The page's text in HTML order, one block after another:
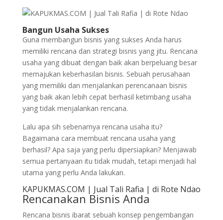
Bangun Usaha Sukses
Guna membangun bisnis yang sukses Anda harus
memiliki rencana dan strategi bisnis yang jitu. Rencana
usaha yang dibuat dengan baik akan berpeluang besar
memajukan keberhasilan bisnis. Sebuah perusahaan
yang memiliki dan menjalankan perencanaan bisnis
yang baik akan lebih cepat berhasil ketimbang usaha
yang tidak menjalankan rencana.
Lalu apa sih sebenarnya rencana usaha itu?
Bagaimana cara membuat rencana usaha yang
berhasil? Apa saja yang perlu dipersiapkan? Menjawab
semua pertanyaan itu tidak mudah, tetapi menjadi hal
utama yang perlu Anda lakukan.
KAPUKMAS.COM | Jual Tali Rafia | di Rote Ndao
Rencanakan Bisnis Anda
Rencana bisnis ibarat sebuah konsep pengembangan